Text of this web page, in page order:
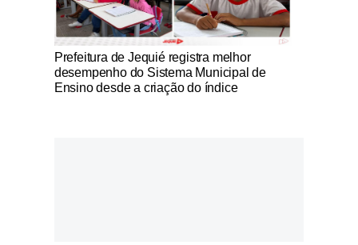
Notícias Católicas
Prefeitura de Jequié registra melhor
desempenho do Sistema Municipal de
Ensino desde a criação do índice